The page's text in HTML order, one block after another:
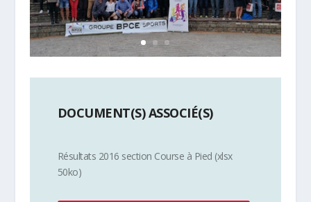
DOCUMENT(S) ASSOCIÉ(S)
Résultats 2016 section Course à Pied (xlsx
50ko)